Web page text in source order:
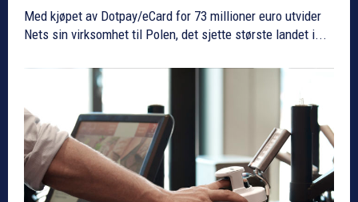
Med kjøpet av Dotpay/eCard for 73 millioner euro utvider
Nets sin virksomhet til Polen, det sjette største landet i...